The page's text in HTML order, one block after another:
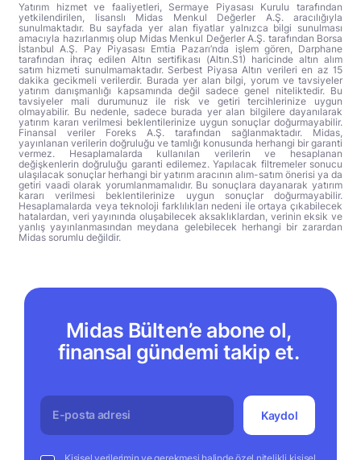
Yatırım hizmet ve faaliyetleri, Sermaye Piyasası Kurulu tarafından
yetkilendirilen, lisanslı Midas Menkul Değerler A.Ş. aracılığıyla
sunulmaktadır. Bu sayfada yer alan fiyatlar yalnızca bilgi sunulması
amacıyla hazırlanmış olup Midas Menkul Değerler A.Ş. tarafından Borsa
İstanbul A.Ş. Pay Piyasası Emtia Pazarı’nda işlem gören, Darphane
tarafından ihraç edilen Altın sertifikası (Altın.S1) haricinde altın alım
satım hizmeti sunulmamaktadır. Serbest Piyasa Altın verileri en az 15
dakika gecikmeli verilerdir. Burada yer alan bilgi, yorum ve tavsiyeler
yatırım danışmanlığı kapsamında değil sadece genel niteliktedir. Bu
tavsiyeler mali durumunuz ile risk ve getiri tercihlerinize uygun
olmayabilir. Bu nedenle, sadece burada yer alan bilgilere dayanılarak
yatırım kararı verilmesi beklentilerinize uygun sonuçlar doğurmayabilir.
Finansal veriler Foreks A.Ş. tarafından sağlanmaktadır. Midas,
yayınlanan verilerin doğruluğu ve tamlığı konusunda herhangi bir garanti
vermez. Hesaplamalarda kullanılan verilerin ve hesaplanan
değişkenlerin doğruluğu garanti edilemez. Yapılacak filtremeler sonucu
ulaşılacak sonuçlar herhangi bir yatırım aracının alım-satım önerisi ya da
getiri vaadi olarak yorumlanmamalıdır. Bu sonuçlara dayanarak yatırım
kararı verilmesi beklentilerinize uygun sonuçlar doğurmayabilir.
Hesaplamalarda veya teknoloji farklılıkları nedeni ile ortaya çıkabilecek
hatalardan, veri yayınında oluşabilecek aksaklıklardan, verinin eksik ve
yanlış yayınlanmasından meydana gelebilecek herhangi bir zarardan
Midas sorumlu değildir.
Midas Bülten’e abone ol,
finansal gündemi takip et.
Kaydol